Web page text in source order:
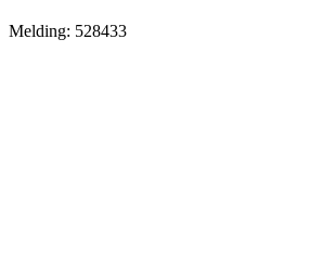
Melding: 528433